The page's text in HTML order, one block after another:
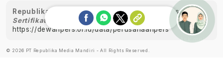
Republika telah diverifikasi oleh Dewan Pers
Sertifikat Nomor 1058/DP-Verifikasi/K/XII/2022
https://dewanpers.or.id/data/perusahaanpers
© 2026 PT Republika Media Mandiri - All Rights Reserved.
Ask me!